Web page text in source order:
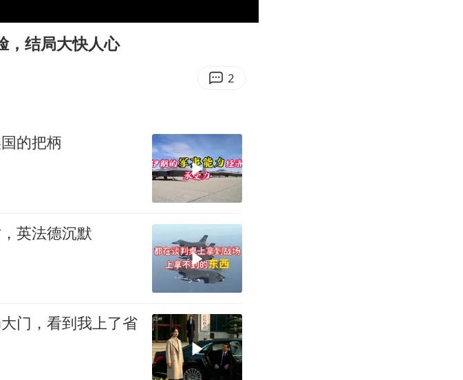
公务员
报成2499
，结局大快人心
2
的把柄
英法德沉默
门，看到我上了省